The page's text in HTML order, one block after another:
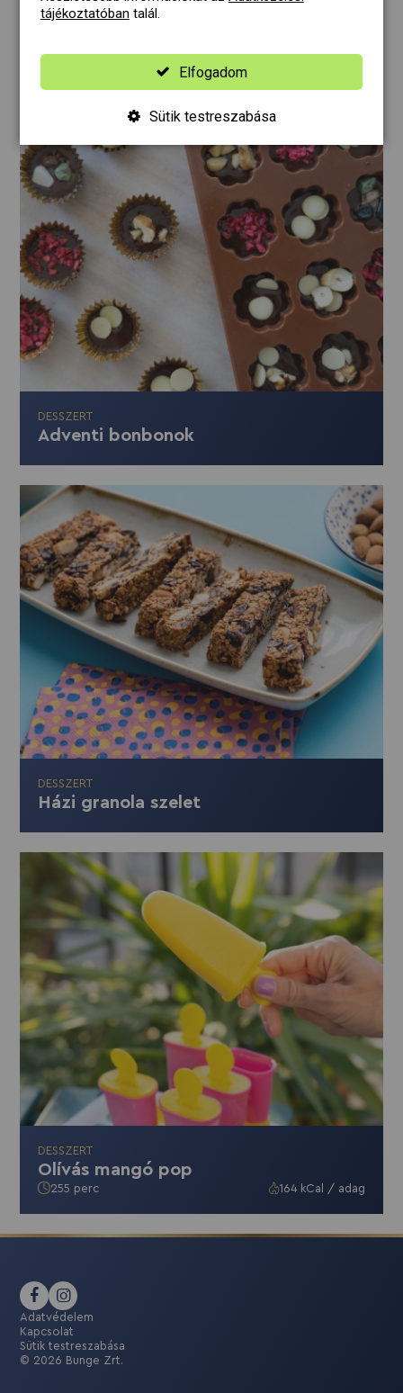
Hasonló receptek
DESSZERT
Adventi bonbonok
DESSZERT
Házi granola szelet
DESSZERT
Olívás mangó pop
255 perc 164 kCal / adag
© 2026 Bunge Zrt.
Adatvédelem
Kapcsolat
Sütik testreszabása
tájékoztatóban talál.
Sütik testreszabása
Elfogadom